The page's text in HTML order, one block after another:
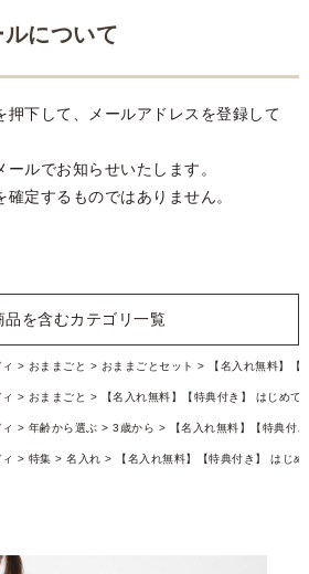
について
押下して、メールアドレスを登録して
ルでお知らせいたします。
定するものではありません。
品を含むカテゴリ一覧
おままごと おままごとセット 【名入れ無料】
おままごと 【名入れ無料】【特典付き】 はじめ
年齢から選ぶ 3歳から 【名入れ無料】【特典付
特集 名入れ 【名入れ無料】【特典付き】 はじ